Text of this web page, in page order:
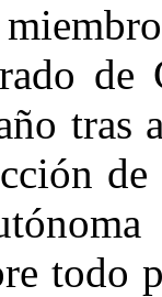
de
tras
todo